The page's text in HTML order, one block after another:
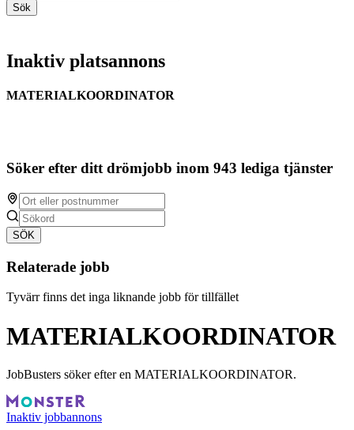
Inaktiv platsannons
MATERIALKOORDINATOR
Söker efter ditt drömjobb inom 943 lediga tjänster
SÖK
Relaterade jobb
Tyvärr finns det inga liknande jobb för tillfället
MATERIALKOORDINATOR
JobBusters söker efter en MATERIALKOORDINATOR.
Inaktiv jobbannons